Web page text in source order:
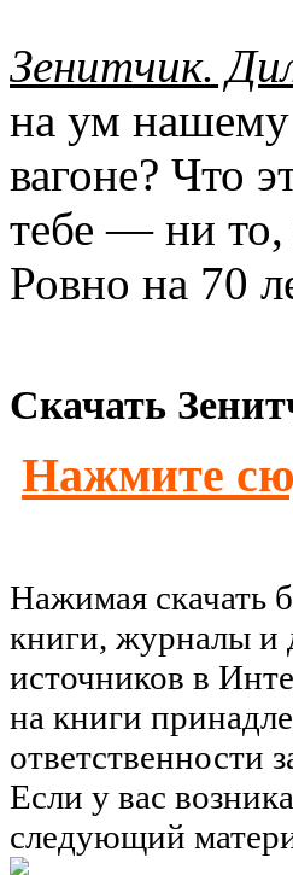
Зенитчик.
на ум
вагоне? Что
тебе — ни
Ровно на 70
Скачать
Нажмите
Нажимая скачать
книги, журналы и
источников в
на книги
ответственности
Если у вас
следующий